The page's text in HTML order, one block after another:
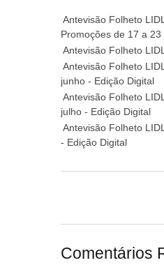
Antevisão Folheto
Promoções de 17 a 23
Antevisão Folheto
Antevisão Folheto
junho - Edição Digital
Antevisão Folheto
julho - Edição Digital
Antevisão Folheto
- Edição Digital
Comentários